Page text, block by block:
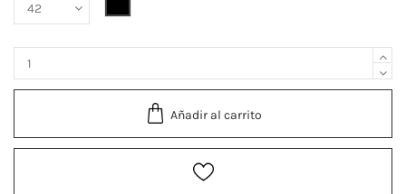
Añadir al carrito